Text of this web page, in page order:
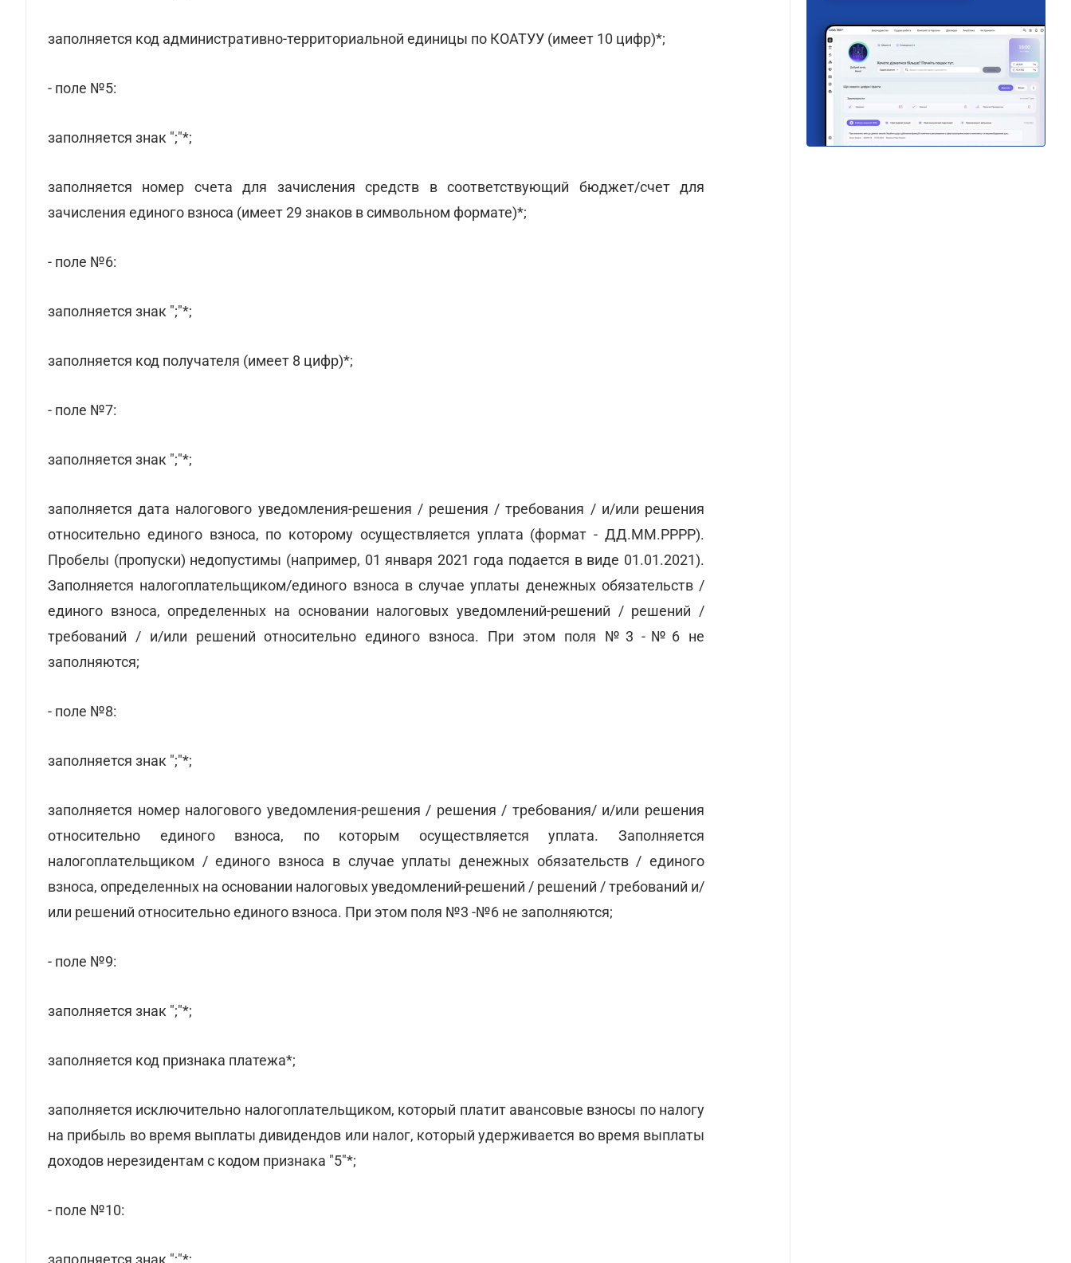
заполняется код административно-территориальной единицы по КОАТУУ (имеет 10 цифр)*;
- поле №5:
заполняется знак ";"*;
заполняется номер счета для зачисления средств в соответствующий бюджет/счет для
зачисления единого взноса (имеет 29 знаков в символьном формате)*;
- поле №6:
заполняется знак ";"*;
заполняется код получателя (имеет 8 цифр)*;
- поле №7:
заполняется знак ";"*;
заполняется дата налогового уведомления-решения / решения / требования / и/или решения
относительно единого взноса, по которому осуществляется уплата (формат - ДД.ММ.РРРР).
Пробелы (пропуски) недопустимы (например, 01 января 2021 года подается в виде 01.01.2021).
Заполняется налогоплательщиком/единого взноса в случае уплаты денежных обязательств /
единого взноса, определенных на основании налоговых уведомлений-решений / решений /
требований / и/или решений относительно единого взноса. При этом поля №3 -№6 не
заполняются;
- поле №8:
заполняется знак ";"*;
заполняется номер налогового уведомления-решения / решения / требования/ и/или решения
относительно единого взноса, по которым осуществляется уплата. Заполняется
налогоплательщиком / единого взноса в случае уплаты денежных обязательств / единого
взноса, определенных на основании налоговых уведомлений-решений / решений / требований и/
или решений относительно единого взноса. При этом поля №3 -№6 не заполняются;
- поле №9:
заполняется знак ";"*;
заполняется код признака платежа*;
заполняется исключительно налогоплательщиком, который платит авансовые взносы по налогу
на прибыль во время выплаты дивидендов или налог, который удерживается во время выплаты
доходов нерезидентам с кодом признака "5"*;
- поле №10:
заполняется знак ";"*;